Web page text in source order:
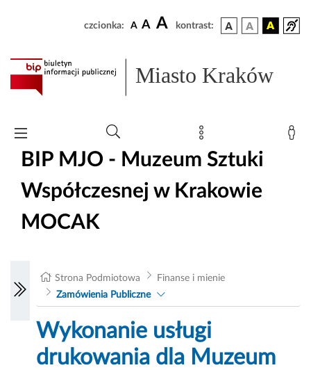
czcionka: A A A kontrast:
Miasto Kraków
BIP MJO - Muzeum Sztuki
Współczesnej w Krakowie
MOCAK
Strona Podmiotowa
Finanse i mienie
Zamówienia Publiczne
Wykonanie usługi
drukowania dla Muzeum